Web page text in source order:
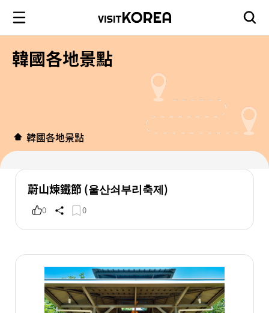
韓國各地景點
韓國各地景點
蔚山煉鐵節 (울산쇠부리축제)
0 0